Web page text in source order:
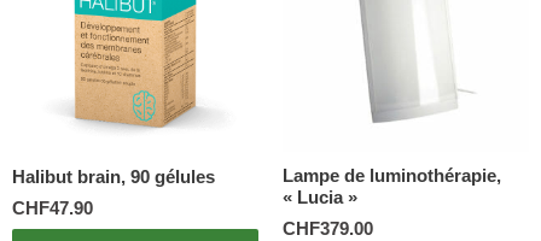
Halibut brain, 90 gélules
CHF47.90
Lampe de luminothérapie,
« Lucia »
CHF379.00